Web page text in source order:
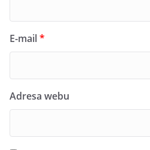
E-mail*
Adresa webu